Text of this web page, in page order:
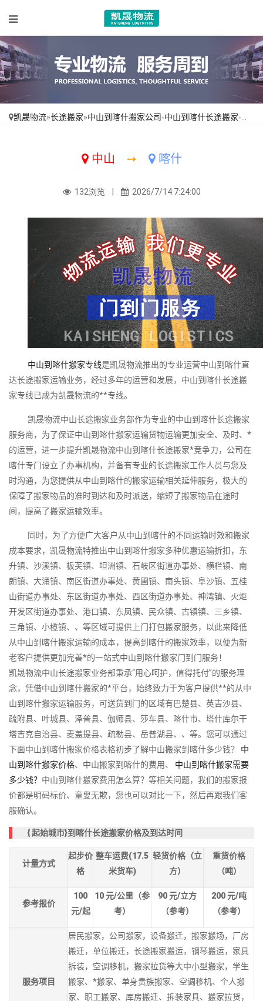
凯晟物流»长途搬家»中山到喀什搬家公司-中山到喀什长途搬家-从中山搬家到喀什
中山 ➙ 喀什
132浏览 | 2026/7/14 7:24:00
中山到喀什搬家专线是凯晟物流推出的专业运营中山到喀什直
达长途搬家运输业务，经过多年的运营和发展，中山到喀什长途搬
家专线已成为凯晟物流的**专线。
凯晟物流中山长途搬家业务部作为专业的中山到喀什长途搬家
服务商，为了保证中山到喀什搬家运输货物运输更加安全、及时、*
的运营，进一步提升凯晟物流中山到喀什长途搬家*竞争力，公司在
喀什专门设立了办事机构，并备有专业的长途搬家工作人员与您及
时沟通，为您提供从中山到喀什的搬家运输相关延伸服务，极大的
保障了搬家物品的准时到达和及时派送，缩短了搬家物品在途时
间，提高了搬家运输效率。
同时，为了方便广大客户从中山到喀什的不同运输时效和搬家
成本要求，凯晟物流特推出中山到喀什搬家多种优惠运输折扣，东
升镇、沙溪镇、板芙镇、坦洲镇、石岐区街道办事处、横栏镇、南
朗镇、大涌镇、南区街道办事处、黄圃镇、南头镇、阜沙镇、五桂
山街道办事处、东区街道办事处、西区街道办事处、神湾镇、火炬
开发区街道办事处、港口镇、东凤镇、民众镇、古镇镇、三乡镇、
三角镇、小榄镇、、等区域可提供上门打包搬家服务，以此来降低
从中山到喀什搬家运输的成本，提高到喀什的搬家效率，以便为新
老客户提供更加完善*的一站式中山到喀什搬家门到门服务！
凯晟物流中山长途搬家业务部秉承“用心呵护，值得托付”的服务理
念，凭借中山到喀什搬家的*平台，始终致力于为客户提供**的从中
山到喀什搬家运输服务，可送货到门的区域有巴楚县、英吉沙县、
疏附县、叶城县、泽普县、伽师县、莎车县、喀什市、塔什库尔干
塔吉克自治县、麦盖提县、疏勒县、岳普湖县、、等。您可以通过
下面中山到喀什搬家价格表格初步了解中山搬家到喀什多少钱？ 中
山到喀什搬家价格、中山搬家到喀什的费用、 中山到喀什搬家需要
多少钱？ 中山到喀什搬家费用怎么算？等相关问题，我们的搬家报
价都是明码标价、童叟无欺，您也可以对比一下，然后再跟我们客
服确认。
{ 起始城市}到喀什长途搬家价格及到达时间
计量方式
起步价
格
整车运费(17.5
米货车)
轻货价格（立
方）
重货价格
（吨）
参考报价
100
元/起
10元/公里（参
考）
90元/立方
（参考）
200 元/吨
（参考）
服务项目
居民搬家，公司搬家，设备搬迁，搬家搬场，厂房
搬迁，单位搬迁，长途搬家搬运，钢琴搬运，家具
拆装，空调移机，搬家拉货等大中小型搬家，学生
搬家、*搬家、单身贵族搬家、空调移机、个人搬
家、职工搬家、库房搬迁、拆装家具、搬家拉货，